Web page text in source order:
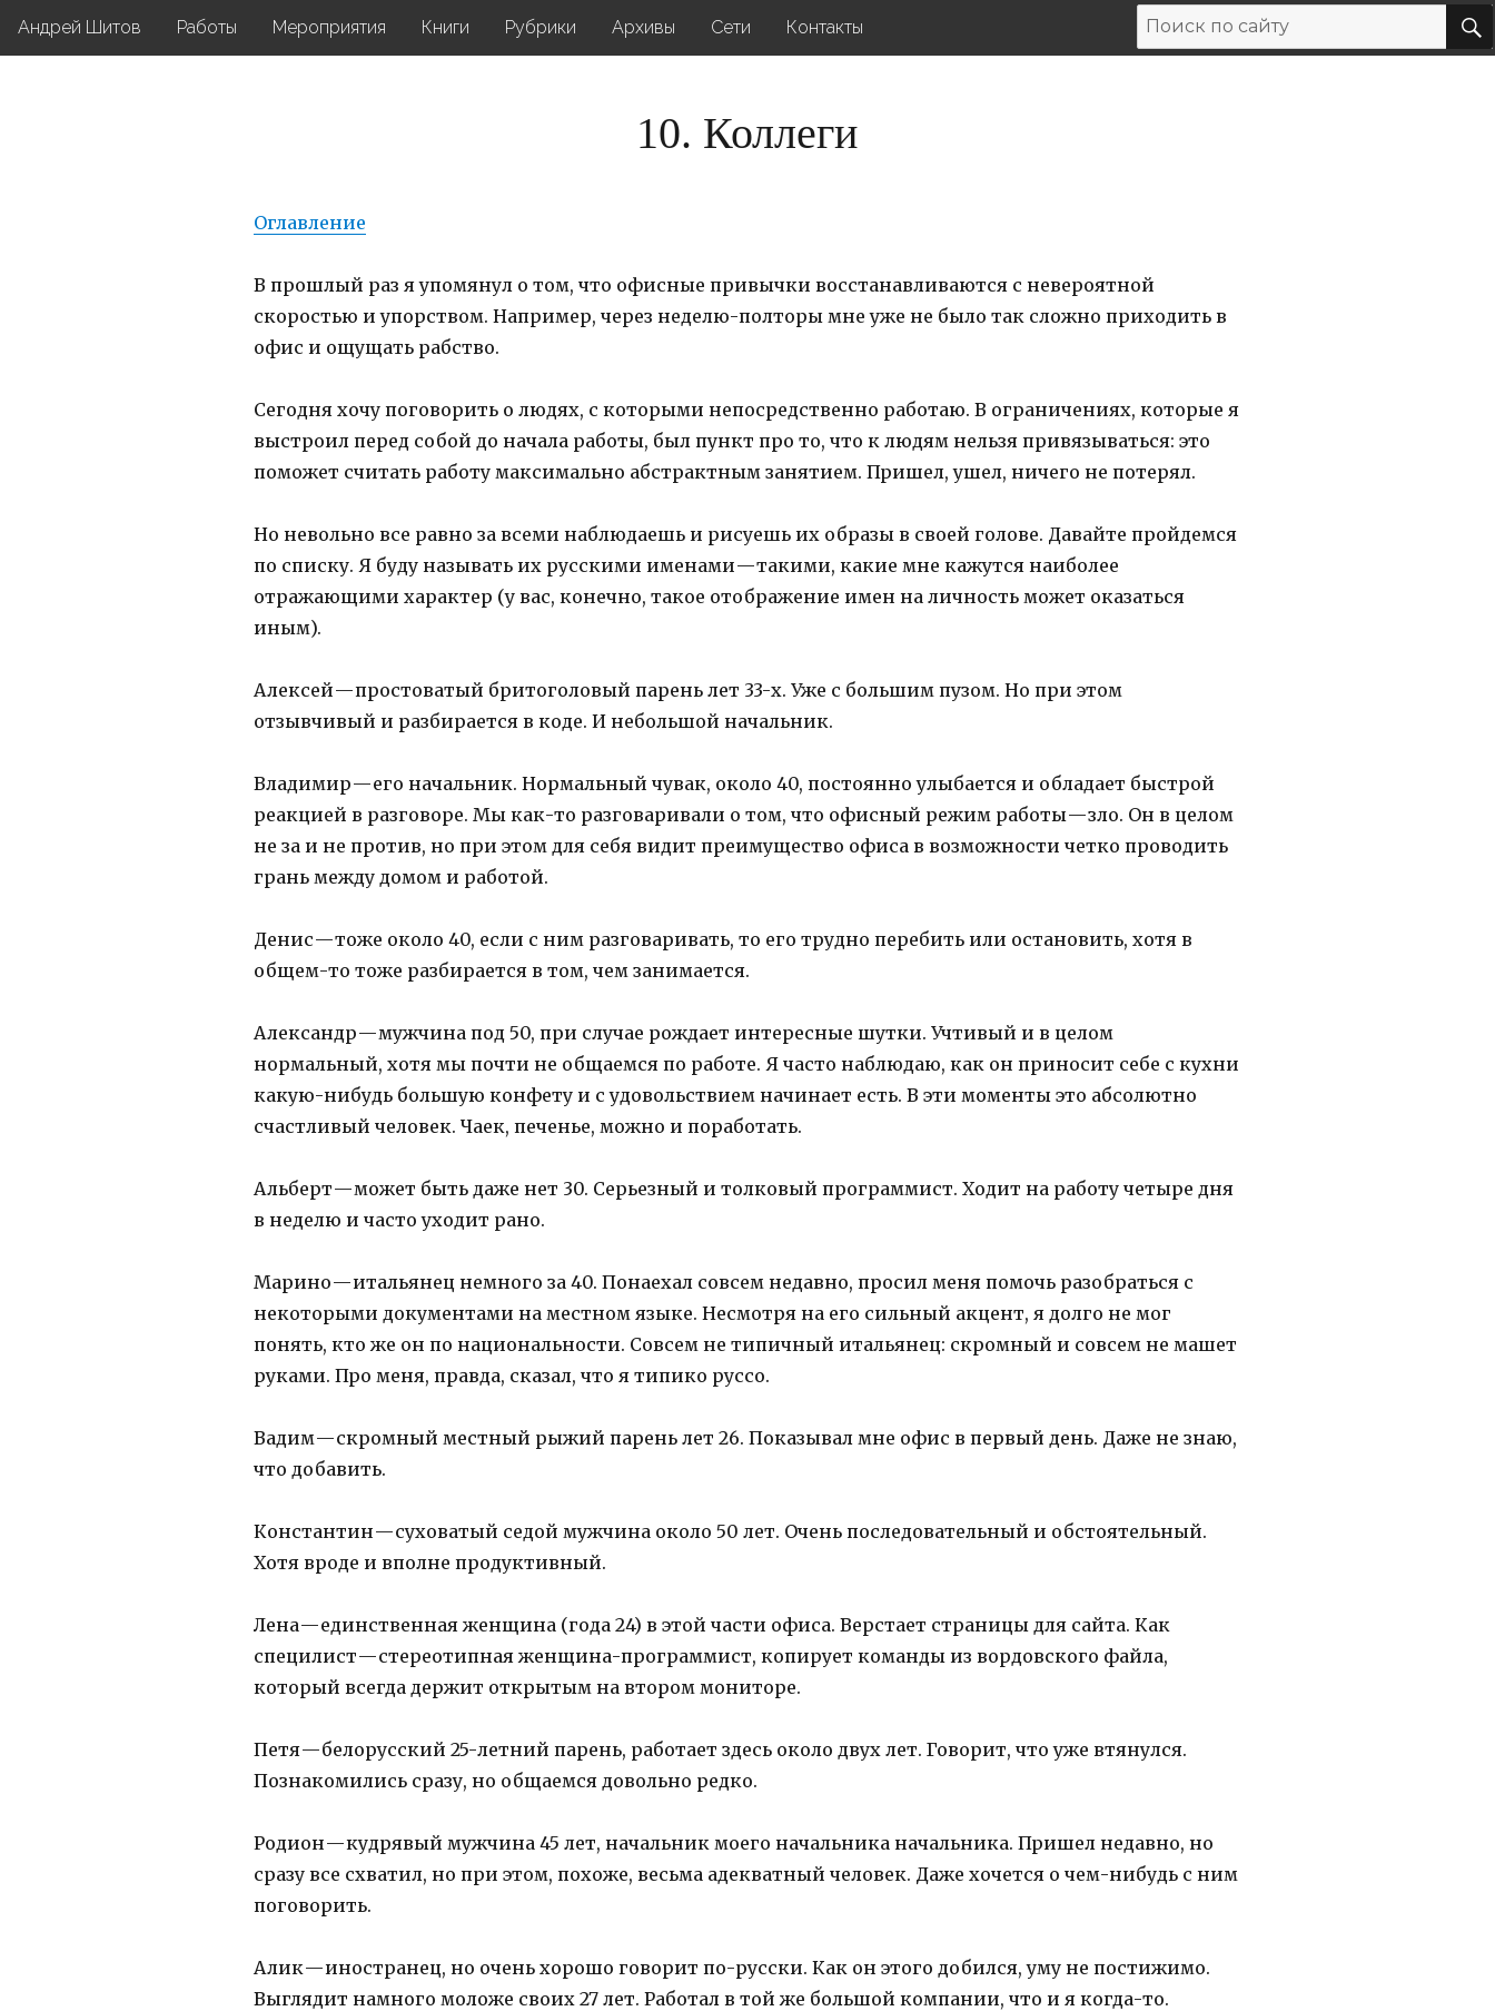
Андрей Шитов Работы Мероприятия Книги Рубрики Архивы Сети Контакты
10. Коллеги
Оглавление
В прошлый раз я упомянул о том, что офисные привычки восстанавливаются с невероятной
скоростью и упорством. Например, через неделю-полторы мне уже не было так сложно приходить в
офис и ощущать рабство.
Сегодня хочу поговорить о людях, с которыми непосредственно работаю. В ограничениях, которые я
выстроил перед собой до начала работы, был пункт про то, что к людям нельзя привязываться: это
поможет считать работу максимально абстрактным занятием. Пришел, ушел, ничего не потерял.
Но невольно все равно за всеми наблюдаешь и рисуешь их образы в своей голове. Давайте пройдемся
по списку. Я буду называть их русскими именами — такими, какие мне кажутся наиболее
отражающими характер (у вас, конечно, такое отображение имен на личность может оказаться
иным).
Алексей — простоватый бритоголовый парень лет 33-х. Уже с большим пузом. Но при этом
отзывчивый и разбирается в коде. И небольшой начальник.
Владимир — его начальник. Нормальный чувак, около 40, постоянно улыбается и обладает быстрой
реакцией в разговоре. Мы как-то разговаривали о том, что офисный режим работы — зло. Он в целом
не за и не против, но при этом для себя видит преимущество офиса в возможности четко проводить
грань между домом и работой.
Денис — тоже около 40, если с ним разговаривать, то его трудно перебить или остановить, хотя в
общем-то тоже разбирается в том, чем занимается.
Александр — мужчина под 50, при случае рождает интересные шутки. Учтивый и в целом
нормальный, хотя мы почти не общаемся по работе. Я часто наблюдаю, как он приносит себе с кухни
какую-нибудь большую конфету и с удовольствием начинает есть. В эти моменты это абсолютно
счастливый человек. Чаек, печенье, можно и поработать.
Альберт — может быть даже нет 30. Серьезный и толковый программист. Ходит на работу четыре дня
в неделю и часто уходит рано.
Марино — итальянец немного за 40. Понаехал совсем недавно, просил меня помочь разобраться с
некоторыми документами на местном языке. Несмотря на его сильный акцент, я долго не мог
понять, кто же он по национальности. Совсем не типичный итальянец: скромный и совсем не машет
руками. Про меня, правда, сказал, что я типико руссо.
Вадим — скромный местный рыжий парень лет 26. Показывал мне офис в первый день. Даже не знаю,
что добавить.
Константин — суховатый седой мужчина около 50 лет. Очень последовательный и обстоятельный.
Хотя вроде и вполне продуктивный.
Лена — единственная женщина (года 24) в этой части офиса. Верстает страницы для сайта. Как
специлист — стереотипная женщина-программист, копирует команды из вордовского файла,
который всегда держит открытым на втором мониторе.
Петя — белорусский 25-летний парень, работает здесь около двух лет. Говорит, что уже втянулся.
Познакомились сразу, но общаемся довольно редко.
Родион — кудрявый мужчина 45 лет, начальник моего начальника начальника. Пришел недавно, но
сразу все схватил, но при этом, похоже, весьма адекватный человек. Даже хочется о чем-нибудь с ним
поговорить.
Алик — иностранец, но очень хорошо говорит по-русски. Как он этого добился, уму не постижимо.
Выглядит намного моложе своих 27 лет. Работал в той же большой компании, что и я когда-то.